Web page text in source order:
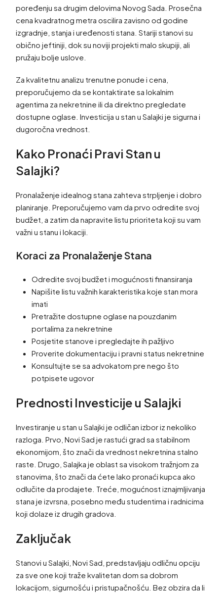
poređenju sa drugim delovima Novog Sada. Prosečna
cena kvadratnog metra oscilira zavisno od godine
izgradnje, stanja i uređenosti stana. Stariji stanovi su
obično jeftiniji, dok su noviji projekti malo skupiji, ali
pružaju bolje uslove.
Za kvalitetnu analizu trenutne ponude i cena,
preporučujemo da se kontaktirate sa lokalnim
agentima za nekretnine ili da direktno pregledate
dostupne oglase. Investicija u stan u Salajki je sigurna i
dugoročna vrednost.
Kako Pronaći Pravi Stan u
Salajki?
Pronalaženje idealnog stana zahteva strpljenje i dobro
planiranje. Preporučujemo vam da prvo odredite svoj
budžet, a zatim da napravite listu prioriteta koji su vam
važni u stanu i lokaciji.
Koraci za Pronalaženje Stana
Odredite svoj budžet i mogućnosti finansiranja
Napišite listu važnih karakteristika koje stan mora
imati
Pretražite dostupne oglase na pouzdanim
portalima za nekretnine
Posjetite stanove i pregledajte ih pažljivo
Proverite dokumentaciju i pravni status nekretnine
Konsultujte se sa advokatom pre nego što
potpisete ugovor
Prednosti Investicije u Salajki
Investiranje u stan u Salajki je odličan izbor iz nekoliko
razloga. Prvo, Novi Sad je rastući grad sa stabilnom
ekonomijom, što znači da vrednost nekretnina stalno
raste. Drugo, Salajka je oblast sa visokom tražnjom za
stanovima, što znači da ćete lako pronaći kupca ako
odlučite da prodajete. Treće, mogućnost iznajmljivanja
stana je izvrsna, posebno među studentima i radnicima
koji dolaze iz drugih gradova.
Zaključak
Stanovi u Salajki, Novi Sad, predstavljaju odličnu opciju
za sve one koji traže kvalitetan dom sa dobrom
lokacijom, sigurnošću i pristupačnošću. Bez obzira da li